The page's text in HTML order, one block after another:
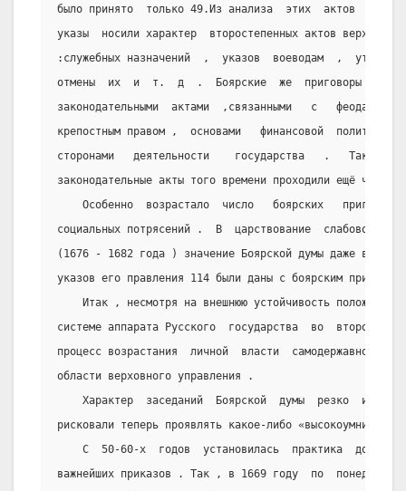
было принято  только 49.Из анализа  этих  актов
указы  носили характер  второстепенных актов
:служебных назначений  ,  указов  воеводам  ,
отмены  их  и  т.  д  .  Боярские  же  приговоры  были
законодательными  актами  ,связанными   с
крепостным правом ,  основами   финансовой  политики
сторонами   деятельности    государства   .   Таким
законодательные акты того времени проходили ещё через
Особенно  возрастало  число   боярских
социальных потрясений .  В  царствование
(1676 - 1682 года ) значение Боярской думы даже
указов его правления 114 были даны с боярским
Итак , несмотря на внешнюю устойчивость положения
системе аппарата Русского  государства  во  второй
процесс возрастания  личной  власти  самодержавного
области верховного управления .
Характер  заседаний  Боярской  думы  резко
рисковали теперь проявлять какое-либо
С  50-60-х  годов  установилась  практика
важнейших приказов . Так , в 1669 году  по